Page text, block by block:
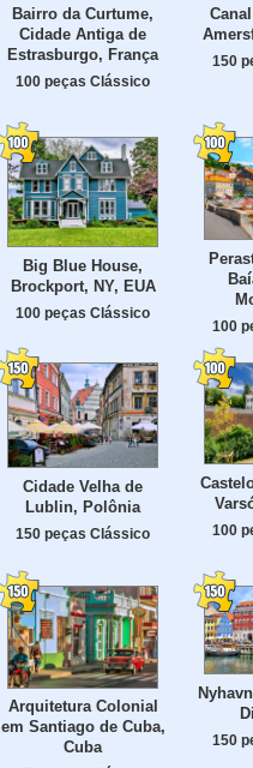
Bairro da Curtume,
Cidade Antiga de
Estrasburgo, França
100 peças Clássico
150
Big Blue House,
Brockport, NY, EUA
100 peças Clássico
100
Cidade Velha de
Lublin, Polônia
150 peças Clássico 100
Arquitetura Colonial
em Santiago de Cuba,
Cuba
150